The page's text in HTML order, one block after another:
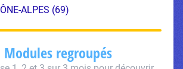
ALPES (69)
Modules regroupés